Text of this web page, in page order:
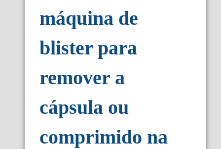
máquina de
blister para
remover a
cápsula ou
comprimido na